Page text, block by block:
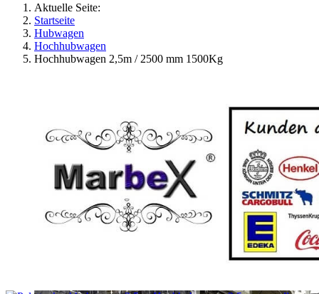
Aktuelle Seite:
Startseite
Hubwagen
Hochhubwagen
Hochhubwagen 2,5m / 2500 mm 1500Kg